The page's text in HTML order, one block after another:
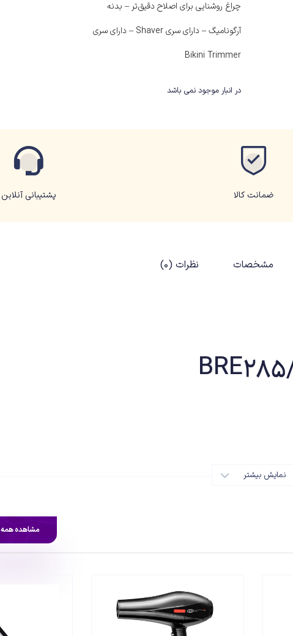
چراغ روشنایی برای اصلاح دقیق‌تر – بدنه
آرگونامیگ – دارای سری Shaver – دارای سری
Bikini Trimmer
در انبار موجود نمی باشد
ضمانت کالا پشتیبانی آنلاین
مشخصات نظرات (0)
نمایش بیشتر
مشاهده همه